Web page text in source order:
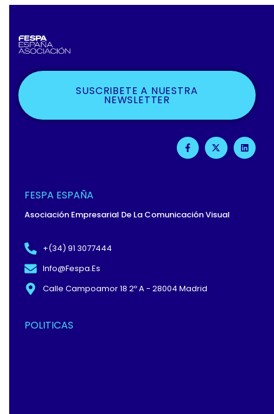
SUSCRIBETE A NUESTRA
NEWSLETTER
F
A
C
F
X
-
T
L
I
N
FESPA ESPAÑA
Asociación Empresarial De La Comunicación Visual
+(34) 91 3077444
Info@fespa.es
Calle Campoamor 18 2º A - 28004 Madrid
POLITICAS